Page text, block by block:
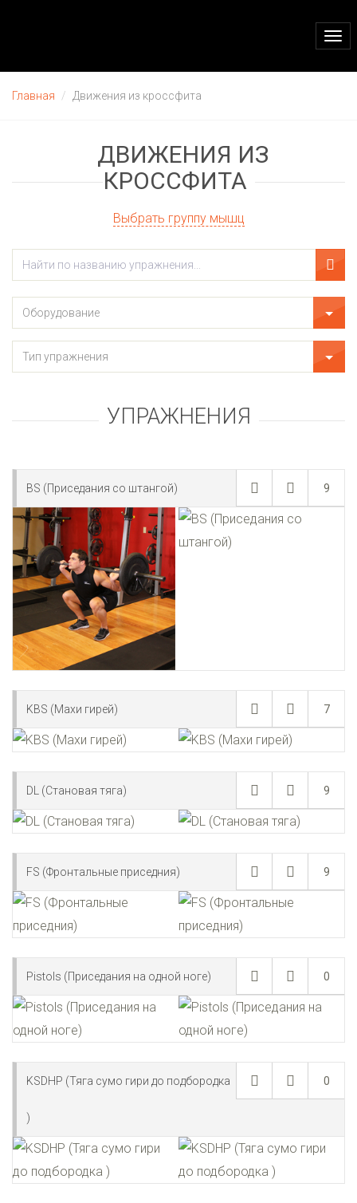
Главная Движения из кроссфита
ДВИЖЕНИЯ ИЗ
КРОССФИТА
Выбрать группу мышц
УПРАЖНЕНИЯ
9
BS (Приседания со штангой)
7
KBS (Махи гирей)
9
DL (Становая тяга)
9
FS (Фронтальные приседния)
0
Pistols (Приседания на одной ноге)
0
KSDHP (Тяга сумо гири до подбородка
)